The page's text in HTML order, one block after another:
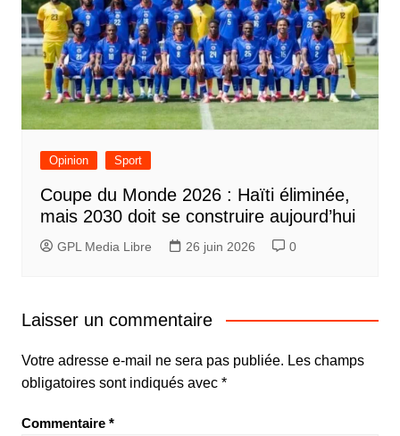
Opinion Sport
Coupe du Monde 2026 : Haïti éliminée,
mais 2030 doit se construire aujourd’hui
GPL Media Libre 26 juin 2026 0
Laisser un commentaire
Votre adresse e-mail ne sera pas publiée. Les champs
obligatoires sont indiqués avec *
Commentaire *